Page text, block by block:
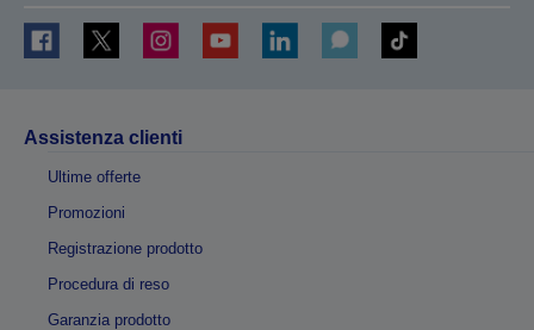
Assistenza clienti
Ultime offerte
Promozioni
Registrazione prodotto
Procedura di reso
Garanzia prodotto